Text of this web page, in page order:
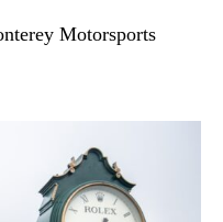
Motorsports